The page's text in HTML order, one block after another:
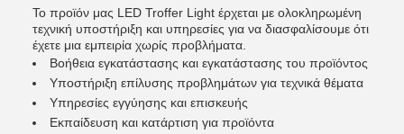
Το προϊόν μας LED Troffer Light έρχεται με ολοκληρωμένη
τεχνική υποστήριξη και υπηρεσίες για να διασφαλίσουμε ότι
έχετε μια εμπειρία χωρίς προβλήματα.
Βοήθεια εγκατάστασης και εγκατάστασης του προϊόντος
Υποστήριξη επίλυσης προβλημάτων για τεχνικά θέματα
Υπηρεσίες εγγύησης και επισκευής
Εκπαίδευση και κατάρτιση για προϊόντα